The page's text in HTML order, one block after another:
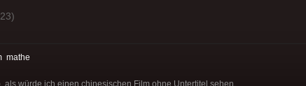
mathe
als würde ich einen chinesischen Film ohne Untertitel sehen.